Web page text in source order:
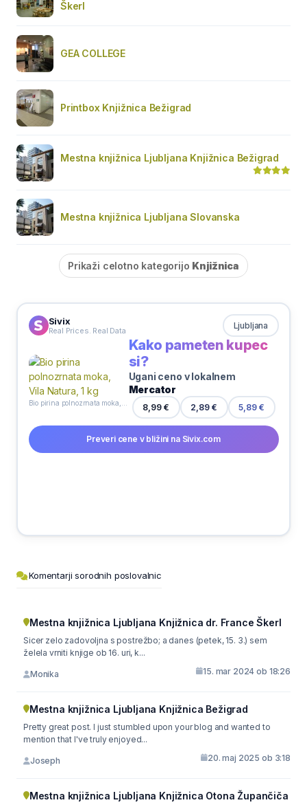
Škerl
GEA COLLEGE
Printbox Knjižnica Bežigrad
Mestna knjižnica Ljubljana Knjižnica Bežigrad
Mestna knjižnica Ljubljana Slovanska
Prikaži celotno kategorijo Knjižnica
Sivix
Real Prices. Real Data Ljubljana
Kako pameten kupec
si?
Ugani ceno v lokalnem
Mercator
8,99 € 2,89 € 5,89 €
Preveri cene v bližini na Sivix.com
Komentarji sorodnih poslovalnic
Mestna knjižnica Ljubljana Knjižnica dr. France Škerl
Sicer zelo zadovoljna s postrežbo; a danes (petek, 15. 3.) sem
želela vrniti knjige ob 16. uri, k...
Monika 15. mar 2024 ob 18:26
Mestna knjižnica Ljubljana Knjižnica Bežigrad
Pretty great post. I just stumbled upon your blog and wanted to
mention that I've truly enjoyed...
Joseph 20. maj 2025 ob 3:18
Mestna knjižnica Ljubljana Knjižnica Otona Župančiča